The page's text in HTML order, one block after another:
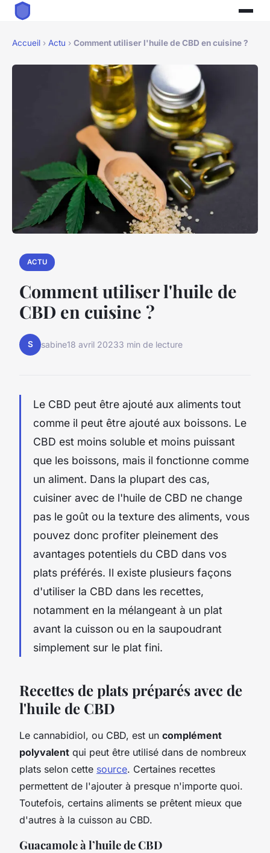
Accueil › Actu › Comment utiliser l'huile de CBD en cuisine ?
ACTU
Comment utiliser l'huile de
CBD en cuisine ?
S sabine18 avril 20233 min de lecture
Le CBD peut être ajouté aux aliments tout
comme il peut être ajouté aux boissons. Le
CBD est moins soluble et moins puissant
que les boissons, mais il fonctionne comme
un aliment. Dans la plupart des cas,
cuisiner avec de l'huile de CBD ne change
pas le goût ou la texture des aliments, vous
pouvez donc profiter pleinement des
avantages potentiels du CBD dans vos
plats préférés. Il existe plusieurs façons
d'utiliser la CBD dans les recettes,
notamment en la mélangeant à un plat
avant la cuisson ou en la saupoudrant
simplement sur le plat fini.
Recettes de plats préparés avec de
l'huile de CBD
Le cannabidiol, ou CBD, est un complément
polyvalent qui peut être utilisé dans de nombreux
plats selon cette source. Certaines recettes
permettent de l'ajouter à presque n'importe quoi.
Toutefois, certains aliments se prêtent mieux que
d'autres à la cuisson au CBD.
Guacamole à l’huile de CBD